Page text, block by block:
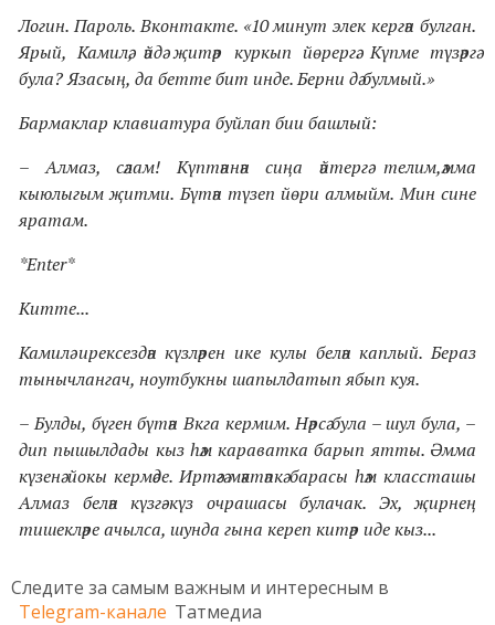
Логин. Пароль. Вконтакте. «10 минут элек кергән булган.
Ярый, Камилә, әйдә җитәр куркып йөрергә. Күпме түзәргә
була? Язасың, да бетте бит инде. Берни дә булмый.»
Бармаклар клавиатура буйлап бии башлый:
– Алмаз, сәлам! Күптәннән сиңа әйтергә телим,әмма
кыюлыгым җитми. Бүтән түзеп йөри алмыйм. Мин сине
яратам.
*Enter*
Китте...
Камилә ирексездән күзләрен ике кулы белән каплый. Бераз
тынычлангач, ноутбукны шапылдатып ябып куя.
– Булды, бүген бүтән Вкга кермим. Нәрсә була – шул була, –
дип пышылдады кыз һәм караватка барып ятты. Әмма
күзенә йокы кермәде. Иртәгә мәктәпкә барасы һәм классташы
Алмаз белән күзгә-күз очрашасы булачак. Эх, җирнең
тишекләре ачылса, шунда гына кереп китәр иде кыз...
Следите за самым важным и интересным в
Telegram-канале Татмедиа